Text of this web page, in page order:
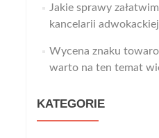
Jakie sprawy
kancelarii
Wycena znaku
warto na ten temat
KATEGORIE